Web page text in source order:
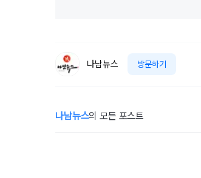
나남뉴스 방문하기
나남뉴스의 모든 포스트
"방송활동 중단…"
"지난 과오에 대한